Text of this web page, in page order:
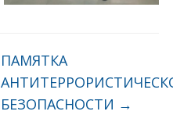
ПАМЯТКА
БЕЗОПАСНОСТИ →